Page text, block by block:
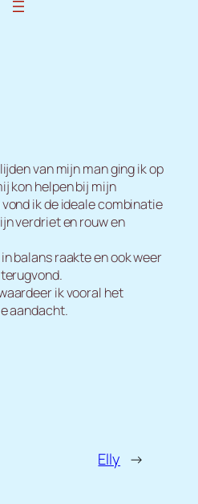
van mijn man ging ik op
kon helpen bij mijn
ik de ideale combinatie
verdriet en rouw en
balans raakte en ook weer
ik vooral het
aandacht.
Elly →